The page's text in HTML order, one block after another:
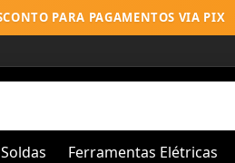
PARA PAGAMENTOS VIA PIX
Soldas Ferramentas Elétricas